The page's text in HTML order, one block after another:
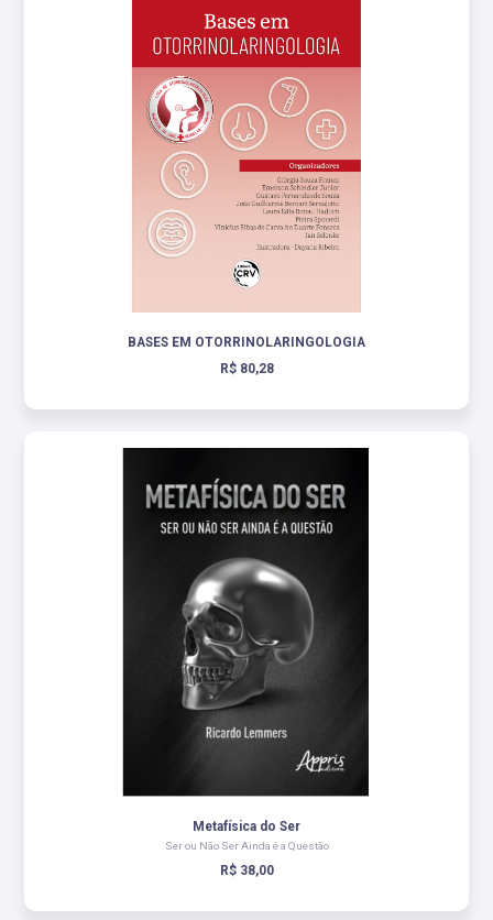
BASES EM OTORRINOLARINGOLOGIA
R$ 80,28
Metafísica do Ser
Ser ou Não Ser Ainda é a Questão
R$ 38,00